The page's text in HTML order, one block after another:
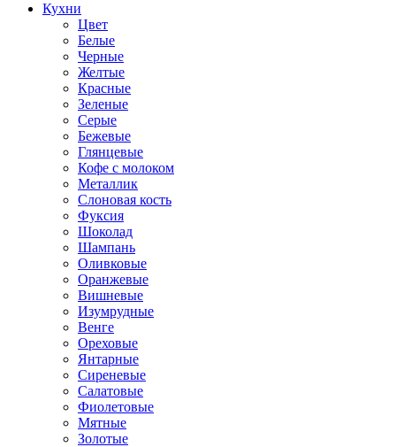
Кухни
Цвет
Белые
Черные
Желтые
Красные
Зеленые
Серые
Бежевые
Глянцевые
Кофе с молоком
Металлик
Слоновая кость
Фуксия
Шоколад
Шампань
Оливковые
Оранжевые
Вишневые
Изумрудные
Венге
Ореховые
Янтарные
Сиреневые
Салатовые
Фиолетовые
Мятные
Золотые